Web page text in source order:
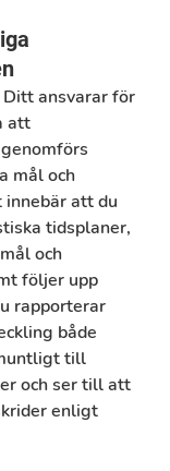
Ditt ansvarar för
att
mål och
att du
tidsplaner,
och
följer upp
rapporterar
både
till
och ser till att
enligt